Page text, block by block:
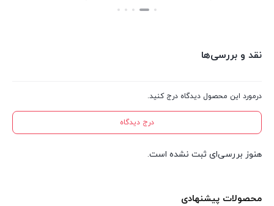
نقد و بررسی‌ها
درمورد این محصول دیدگاه درج کنید.
درج دیدگاه
هنوز بررسی‌ای ثبت نشده است.
محصولات پیشنهادی